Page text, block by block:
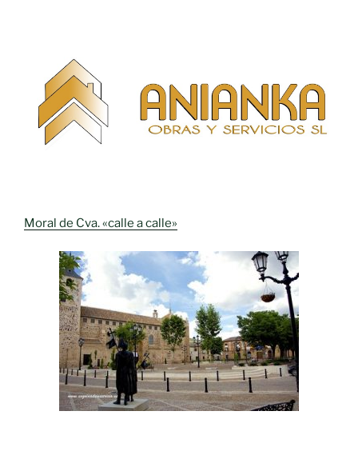
Moral de Cva. «calle a calle»